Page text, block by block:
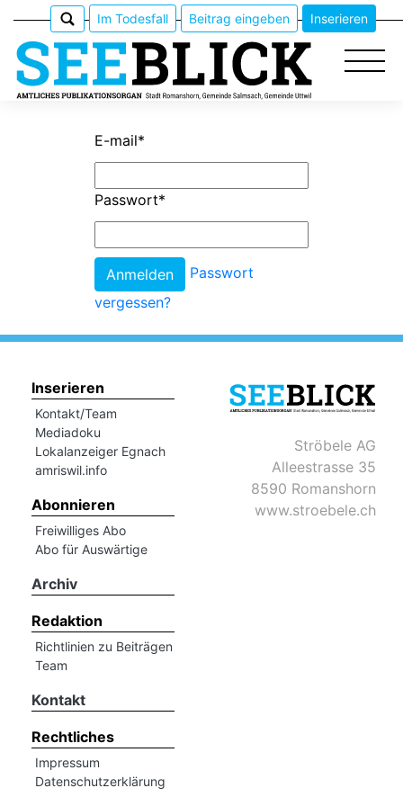
Veranstaltungen
Erlebnisführer
Romanshorn:
Mitteilungen
Im Todesfall Beitrag eingeben Inserieren
E-mail*
Passwort*
Passwort
vergessen?
Inserieren
Kontakt/Team
Mediadoku
Lokalanzeiger Egnach
amriswil.info
Abonnieren
Freiwilliges Abo
Abo für Auswärtige
Archiv
Redaktion
Richtlinien zu Beiträgen
Team
Kontakt
Rechtliches
Impressum
Datenschutzerklärung
Ströbele AG
Alleestrasse 35
8590 Romanshorn
www.stroebele.ch